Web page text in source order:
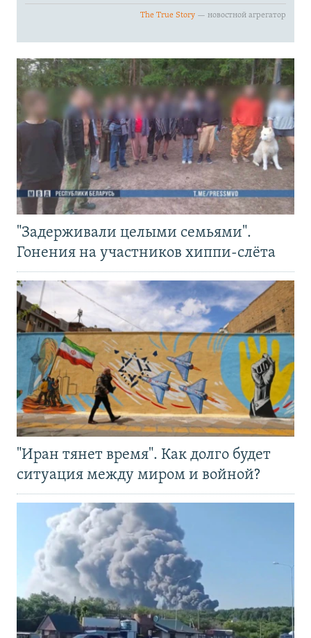
"Задерживали целыми семьями".
Гонения на участников хиппи-слёта
"Иран тянет время". Как долго будет
ситуация между миром и войной?